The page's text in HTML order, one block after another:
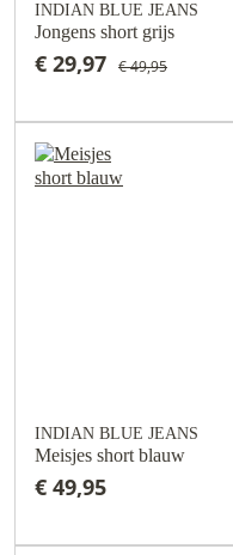
INDIAN BLUE JEANS
Jongens short grijs
€ 29,97 € 49,95
INDIAN BLUE JEANS
Meisjes short blauw
€ 49,95